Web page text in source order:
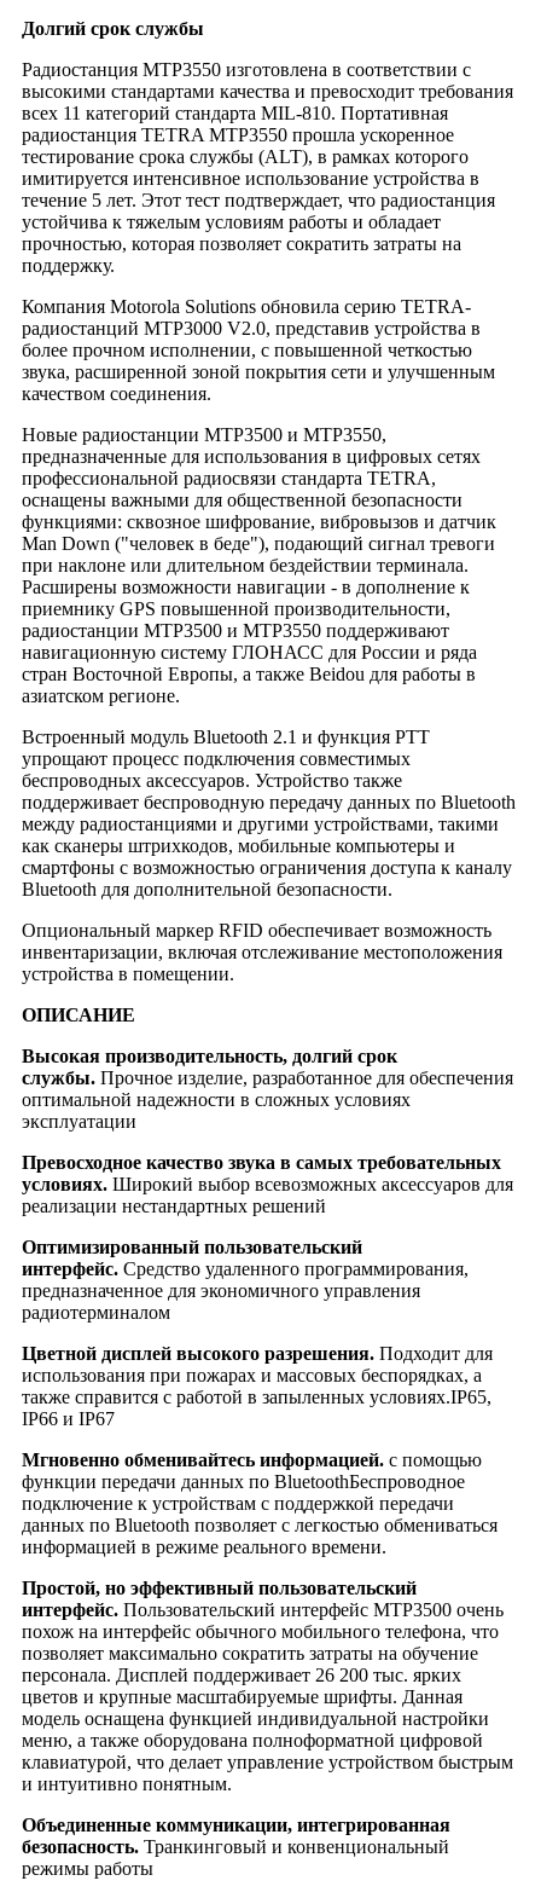
Долгий срок службы
Радиостанция MTP3550 изготовлена в соответствии с
высокими стандартами качества и превосходит требования
всех 11 категорий стандарта MIL-810. Портативная
радиостанция TETRA MTP3550 прошла ускоренное
тестирование срока службы (ALT), в рамках которого
имитируется интенсивное использование устройства в
течение 5 лет. Этот тест подтверждает, что радиостанция
устойчива к тяжелым условиям работы и обладает
прочностью, которая позволяет сократить затраты на
поддержку.
Компания Motorola Solutions обновила серию TETRA-
радиостанций MTP3000 V2.0, представив устройства в
более прочном исполнении, с повышенной четкостью
звука, расширенной зоной покрытия сети и улучшенным
качеством соединения.
Новые радиостанции MTP3500 и MTP3550,
предназначенные для использования в цифровых сетях
профессиональной радиосвязи стандарта TETRA,
оснащены важными для общественной безопасности
функциями: сквозное шифрование, вибровызов и датчик
Man Down ("человек в беде"), подающий сигнал тревоги
при наклоне или длительном бездействии терминала.
Расширены возможности навигации - в дополнение к
приемнику GPS повышенной производительности,
радиостанции MTP3500 и MTP3550 поддерживают
навигационную систему ГЛОНАСС для России и ряда
стран Восточной Европы, а также Beidou для работы в
азиатском регионе.
Встроенный модуль Bluetooth 2.1 и функция PTT
упрощают процесс подключения совместимых
беспроводных аксессуаров. Устройство также
поддерживает беспроводную передачу данных по Bluetooth
между радиостанциями и другими устройствами, такими
как сканеры штрихкодов, мобильные компьютеры и
смартфоны с возможностью ограничения доступа к каналу
Bluetooth для дополнительной безопасности.
Опциональный маркер RFID обеспечивает возможность
инвентаризации, включая отслеживание местоположения
устройства в помещении.
ОПИСАНИЕ
Высокая производительность, долгий срок
службы. Прочное изделие, разработанное для обеспечения
оптимальной надежности в сложных условиях
эксплуатации
Превосходное качество звука в самых требовательных
условиях. Широкий выбор всевозможных аксессуаров для
реализации нестандартных решений
Оптимизированный пользовательский
интерфейс. Средство удаленного программирования,
предназначенное для экономичного управления
радиотерминалом
Цветной дисплей высокого разрешения. Подходит для
использования при пожарах и массовых беспорядках, а
также справится с работой в запыленных условиях.IP65,
IP66 и IP67
Мгновенно обменивайтесь информацией. с помощью
функции передачи данных по BluetoothБеспроводное
подключение к устройствам с поддержкой передачи
данных по Bluetooth позволяет с легкостью обмениваться
информацией в режиме реального времени.
Простой, но эффективный пользовательский
интерфейс. Пользовательский интерфейс MTP3500 очень
похож на интерфейс обычного мобильного телефона, что
позволяет максимально сократить затраты на обучение
персонала. Дисплей поддерживает 26 200 тыс. ярких
цветов и крупные масштабируемые шрифты. Данная
модель оснащена функцией индивидуальной настройки
меню, а также оборудована полноформатной цифровой
клавиатурой, что делает управление устройством быстрым
и интуитивно понятным.
Объединенные коммуникации, интегрированная
безопасность. Транкинговый и конвенциональный
режимы работы